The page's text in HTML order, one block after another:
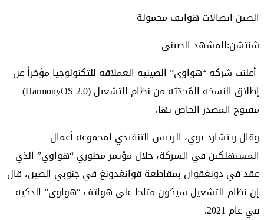
الصين اتصالات هواتف محمولة
شنتشن:المشهد الصيني
أعلنت شركة “هواوي” الصينية العملاقة للتكنولوجيا مؤخراً عن
إطلاق النسخة المُحدّثة من نظام التشغيل (HarmonyOS 2.0)
مفتوح المصدر الخاص بها.
وقال ريتشارد يوي، الرئيس التنفيذي لمجموعة أعمال
المستهلكين في الشركة، خلال مؤتمر مطوري “هواوي” الذي
عقد في دونغقوان بمقاطعة قوانغدونغ في جنوبي الصين، قال
إن نظام التشغيل سيكون متاحا على هواتف “هواوي” الذكية
في عام 2021.